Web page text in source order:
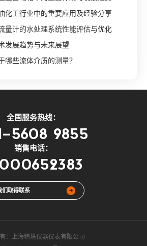
化工行业中的重要应用及经验分享
量计的水处理系统性能评估与优化
发展趋势与未来展望
哪些流体介质的测量？
全国服务热线：
5608 9855
销售电话：
们取得联系
： 上海精塔仪器仪表有限公司